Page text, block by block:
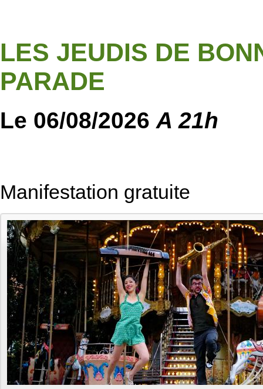
LES JEUDIS DE
PARADE
Le 06/08/2026 A 21h
Manifestation gratuite